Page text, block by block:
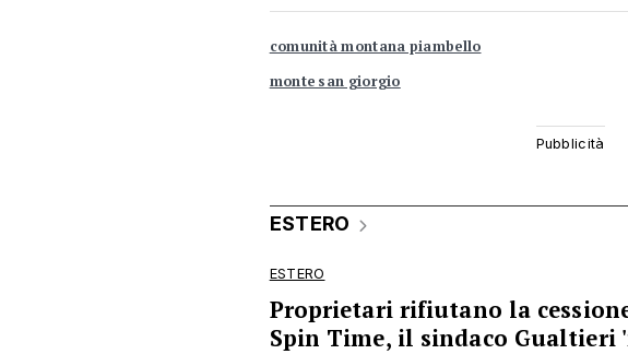
comunità montana piambello
monte san giorgio
ESTERO
ESTERO
Proprietari rifiutano la
Spin Time, il sindaco Gualtieri